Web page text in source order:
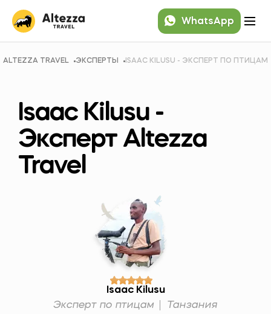
WhatsApp
ALTEZZA TRAVEL ЭКСПЕРТЫ ISAAC KILUSU - ЭКСПЕРТ ПО ПТИЦАМ
Isaac Kilusu -
Эксперт Altezza
Travel
Isaac Kilusu
Эксперт по птицам
Танзания